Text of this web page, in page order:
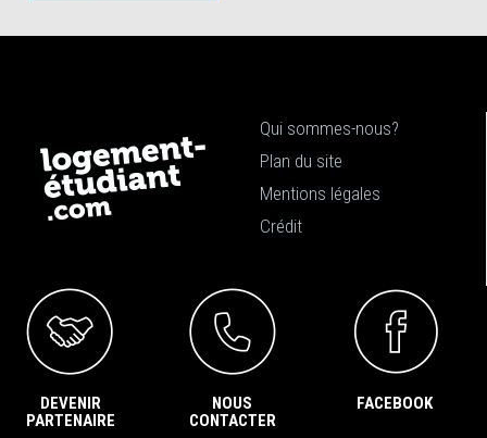
Qui sommes-nous?
Plan du site
Mentions légales
Crédit
DEVENIR
PARTENAIRE
NOUS
CONTACTER
FACEBOOK